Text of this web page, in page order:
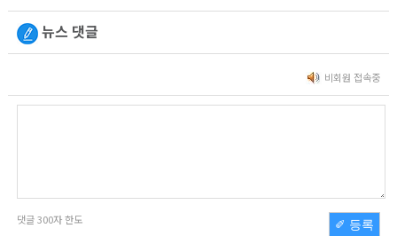
뉴스 댓글
비회원 접속중
댓글300자 한도 ✐ 등록